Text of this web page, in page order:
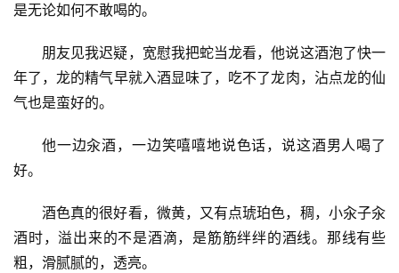
是无论如何不敢喝的。
朋友见我迟疑，宽慰我把蛇当龙看，他说这酒泡了快一
年了，龙的精气早就入酒显味了，吃不了龙肉，沾点龙的仙
气也是蛮好的。
他一边汆酒，一边笑嘻嘻地说色话，说这酒男人喝了
好。
酒色真的很好看，微黄，又有点琥珀色，稠，小汆子汆
酒时，溢出来的不是酒滴，是筋筋绊绊的酒线。那线有些
粗，滑腻腻的，透亮。